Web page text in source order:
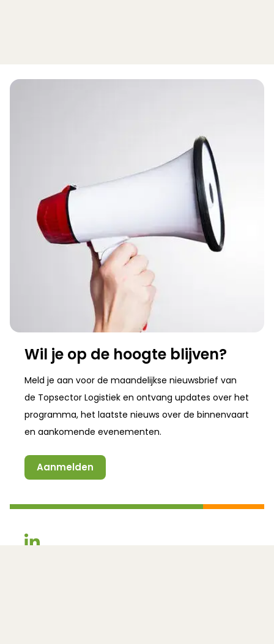
Wil je op de hoogte blijven?
Meld je aan voor de maandelijkse nieuwsbrief van
de Topsector Logistiek en ontvang updates over het
programma, het laatste nieuws over de binnenvaart
en aankomende evenementen.
Aanmelden
(Opent in een nieuw venster)
(Opent in een nieuw venster)